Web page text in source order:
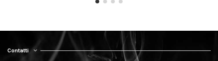
Contatti